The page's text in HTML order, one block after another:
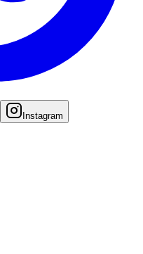
Instagram